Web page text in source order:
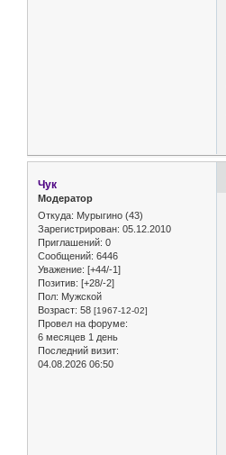
Чук
Модератор
Откуда: Мурыгино (43)
Зарегистрирован: 05.12.2010
Приглашений: 0
Сообщений: 6446
Уважение: [+44/-1]
Позитив: [+28/-2]
Пол: Мужской
Возраст: 58 [1967-12-02]
Провел на форуме:
6 месяцев 1 день
Последний визит:
04.08.2026 06:50